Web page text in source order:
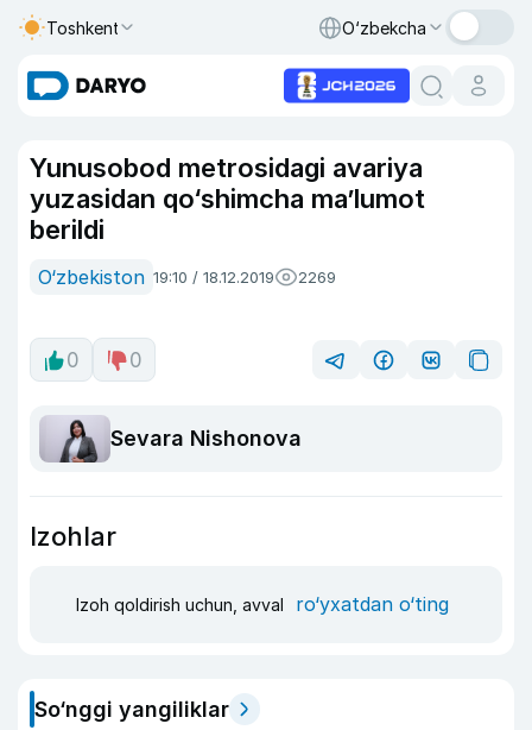
Toshkent O‘zbekcha
Yunusobod metrosidagi avariya
yuzasidan qo‘shimcha ma’lumot
berildi
O‘zbekiston 19:10 / 18.12.2019 2269
0 0
Sevara Nishonova
Izohlar
Izoh qoldirish uchun, avval ro‘yxatdan o‘ting
So‘nggi yangiliklar